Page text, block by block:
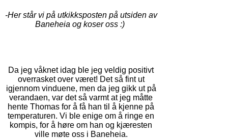
-Her står vi på utkikksposten på utsiden av
Baneheia og koser oss :)
Da jeg våknet idag ble jeg veldig positivt
overrasket over været! Det så fint ut
igjennom vinduene, men da jeg gikk ut på
verandaen, var det så varmt at jeg måtte
hente Thomas for å få han til å kjenne på
temperaturen. Vi ble enige om å ringe en
kompis, for å høre om han og kjæresten
ville møte oss i Baneheia.